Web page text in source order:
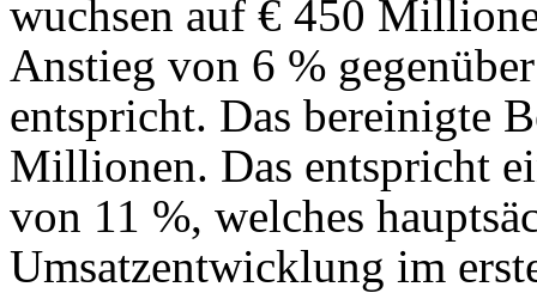
wuchsen auf € 450
Anstieg von 6 %
entspricht. Das bereinigte
Millionen. Das entspricht
von 11 %, welches
Umsatzentwicklung im